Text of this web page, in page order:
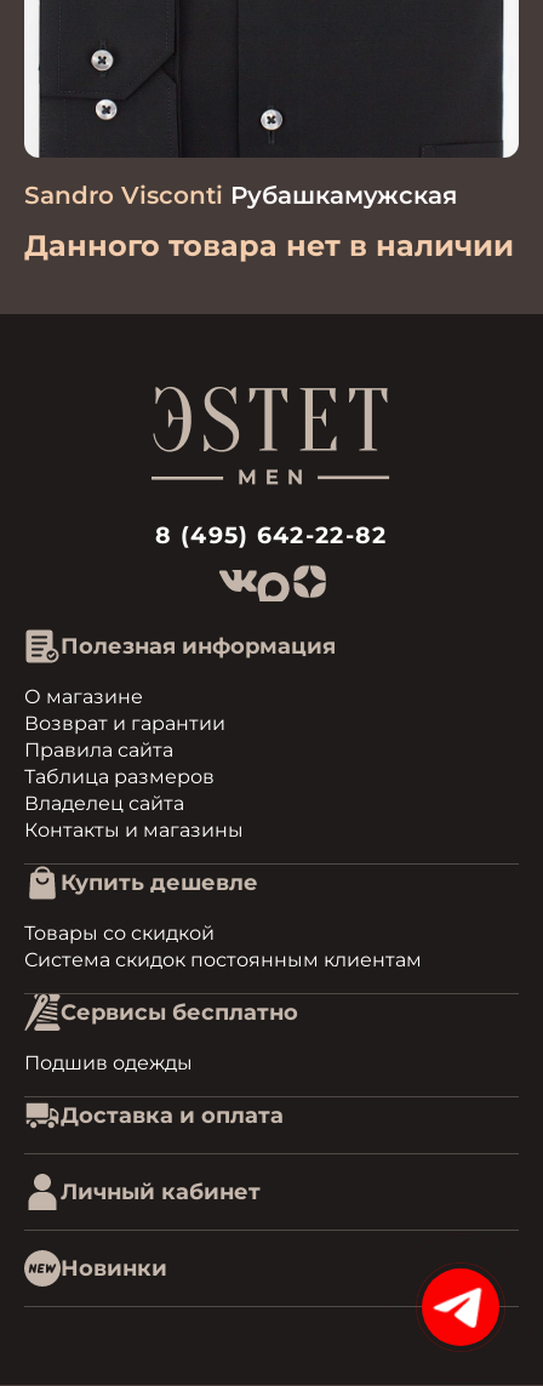
Sandro Visconti Рубашкамужская
Данного товара нет в наличии
8 (495) 642-22-82
Полезная информация
О магазине
Возврат и гарантии
Правила сайта
Таблица размеров
Владелец сайта
Контакты и магазины
Купить дешевле
Товары со скидкой
Система скидок постоянным клиентам
Сервисы бесплатно
Подшив одежды
Доставка и оплата
Личный кабинет
Новинки
15%